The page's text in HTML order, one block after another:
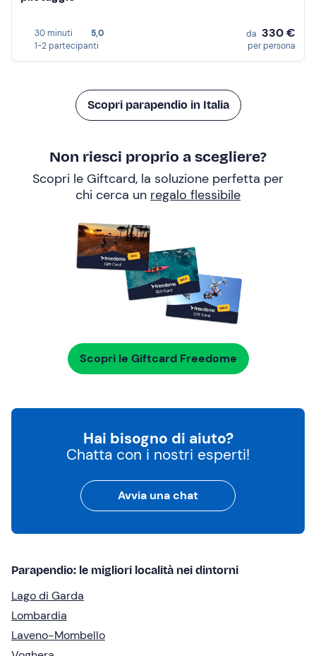
30 minuti
5,0
1-2 partecipanti
da 330 €
per persona
Scopri parapendio in Italia
Non riesci proprio a scegliere?
Scopri le Giftcard, la soluzione perfetta per
chi cerca un regalo flessibile
Scopri le Giftcard Freedome
Hai bisogno di aiuto?
Chatta con i nostri esperti!
Avvia una chat
Parapendio: le migliori località nei dintorni
Lago di Garda
Lombardia
Laveno-Mombello